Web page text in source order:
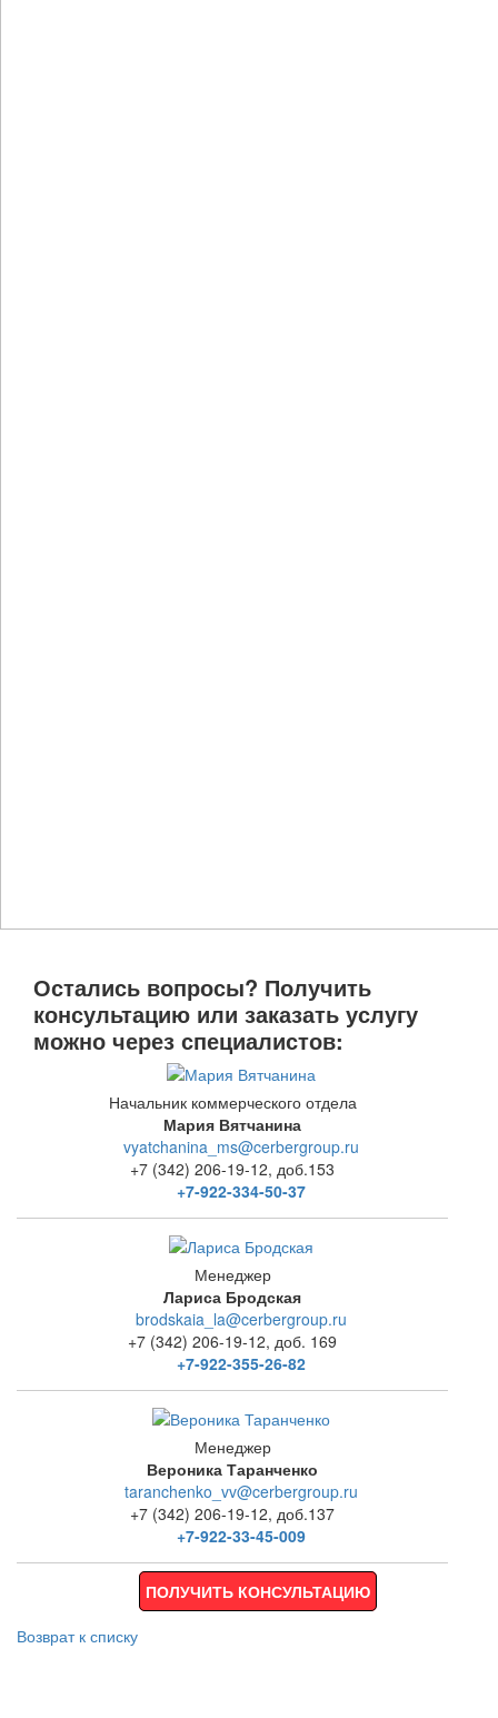
Остались вопросы? Получить
консультацию или заказать услугу
можно через специалистов:
Начальник коммерческого отдела
Мария Вятчанина
vyatchanina_ms@cerbergroup.ru
+7 (342) 206-19-12, доб.153
+7-922-334-50-37
Менеджер
Лариса Бродская
brodskaia_la@cerbergroup.ru
+7 (342) 206-19-12, доб. 169
+7-922-355-26-82
Менеджер
Вероника Таранченко
taranchenko_vv@cerbergroup.ru
+7 (342) 206-19-12, доб.137
+7-922-33-45-009
ПОЛУЧИТЬ КОНСУЛЬТАЦИЮ
Возврат к списку